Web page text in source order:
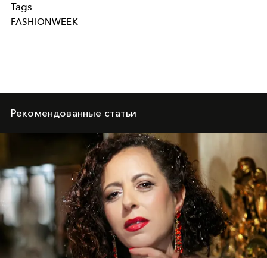
Tags
FASHIONWEEK
Рекомендованные статьи